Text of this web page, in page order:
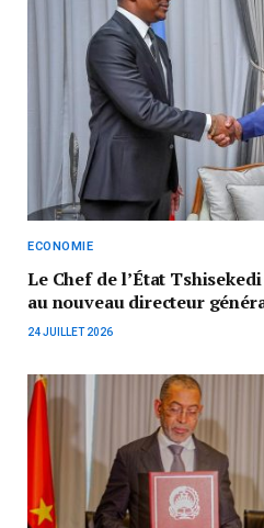
ECONOMIE
‎Le Chef de l’État
au nouveau directeur
24 JUILLET 2026